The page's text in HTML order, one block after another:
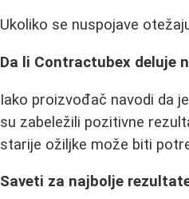
Ukoliko se nuspojave
Da li Contractubex deluje
Iako proizvođač navodi da
su zabeležili pozitivne
starije ožiljke može biti
Saveti za najbolje